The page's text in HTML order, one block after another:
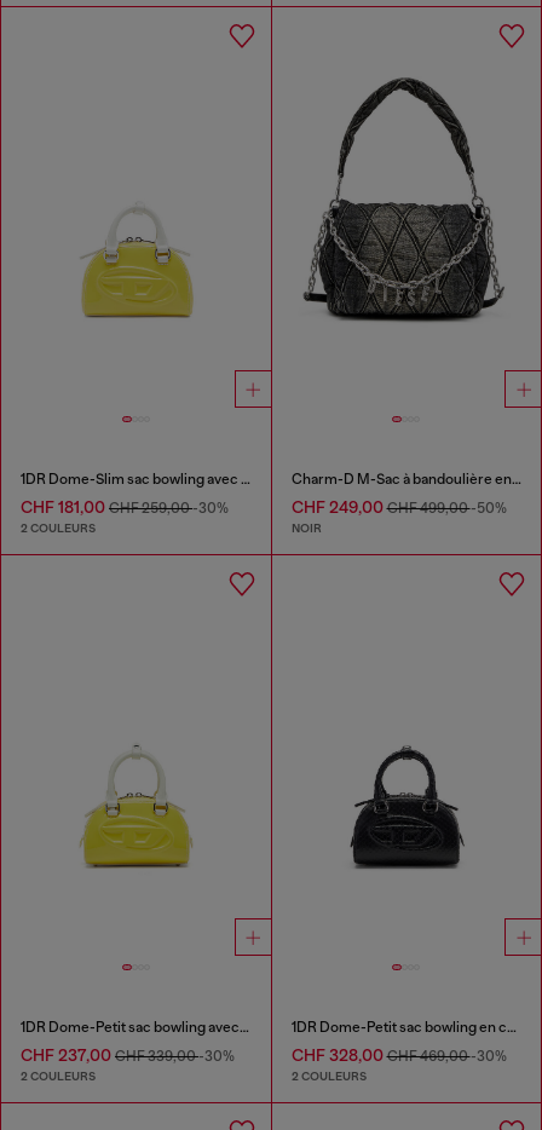
1DR Dome-Slim sac bowling avec effet naplak
CHF 181,00 CHF 259,00-30%
2 COULEURS
Charm-D M-Sac à bandoulière en denim matelassé
CHF 249,00CHF 499,00-50%
NOIR
1DR Dome-Petit sac bowling avec effet naplak
CHF 237,00 CHF 339,00-30%
2 COULEURS
1DR Dome-Petit sac bowling en cuir effet serpent
CHF 328,00CHF 469,00-30%
2 COULEURS